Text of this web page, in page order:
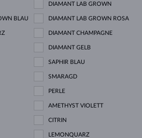
DIAMANT LAB GROWN
BLAU DIAMANT LAB GROWN ROSA
DIAMANT CHAMPAGNE
DIAMANT GELB
SAPHIR BLAU
SMARAGD
PERLE
AMETHYST VIOLETT
CITRIN
LEMONQUARZ